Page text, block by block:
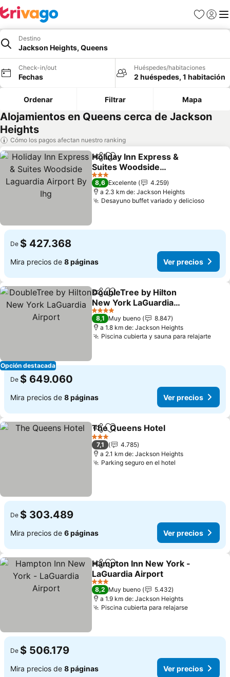
Favoritos
Iniciar
Destino
Jackson Heights, Queens
Check-in/out
Fechas
Huéspedes/habitaciones
2 huéspedes, 1 habitación
Ordenar Filtrar Mapa
Alojamientos en Queens cerca de Jackson
Heights
Cómo los pagos afectan nuestro ranking
CompartirAgregar a favoritos
Holiday Inn Express &
Suites Woodside
Laguardia Airport By Ihg
Ver precios
3 Estrellas
8,6 Excelente
4.259
a 2.3 km de: Jackson Heights
Desayuno buffet variado y deliciosoVer
De $ 427.368
Mira precios de 8 páginas Ver precios
Opción destacada
CompartirAgregar a favoritos
DoubleTree by Hilton
New York LaGuardia
Airport
Ver precios
4 Estrellas
8,1 Muy bueno
8.847
a 1.8 km de: Jackson Heights
Piscina cubierta y sauna para relajarteVer
De $ 649.060
Mira precios de 8 páginas Ver precios
Compartir
Agregar a favoritos
The Queens Hotel
3 Estrellas
7,1
4.785
a 2.1 km de: Jackson Heights
Parking seguro en el hotel
De $ 303.489
Mira precios de 6 páginas Ver precios
CompartirAgregar a favoritos
Hampton Inn New York -
LaGuardia Airport
Ver precios
3 Estrellas
8,2 Muy bueno
5.432
a 1.9 km de: Jackson Heights
Piscina cubierta para relajarseVer
De $ 506.179
Mira precios de 8 páginas Ver precios